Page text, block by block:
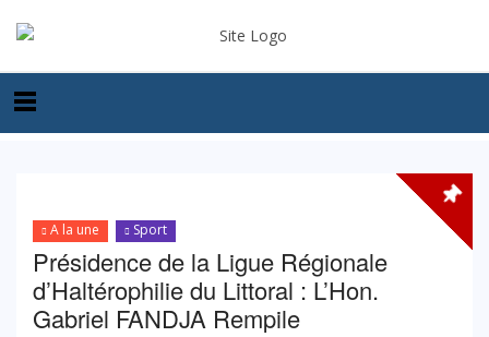
A la une Sport
Présidence de la Ligue Régionale
d’Haltérophilie du Littoral : L’Hon.
Gabriel FANDJA Rempile